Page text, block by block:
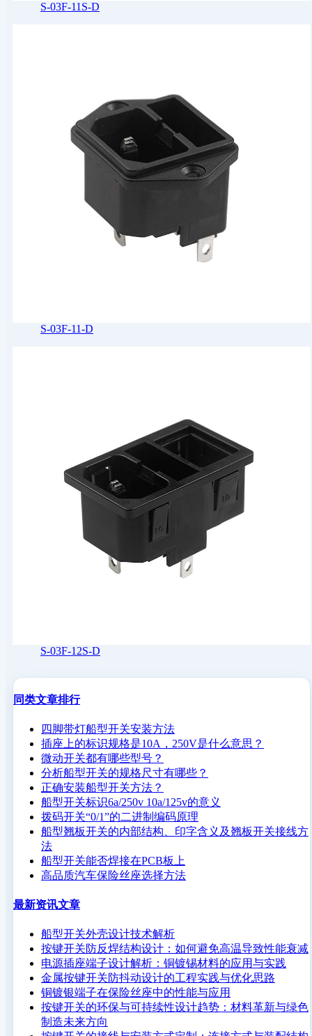
S-03F-11S-D
S-03F-11-D
S-03F-12S-D
同类文章排行
四脚带灯船型开关安装方法
插座上的标识规格是10A，250V是什么意思？
微动开关都有哪些型号？
分析船型开关的规格尺寸有哪些？
正确安装船型开关方法？
船型开关标识6a/250v 10a/125v的意义
拨码开关“0/1”的二进制编码原理
船型翘板开关的内部结构、印字含义及翘板开关接线方
法
船型开关能否焊接在PCB板上
高品质汽车保险丝座选择方法
最新资讯文章
船型开关外壳设计技术解析
按键开关防反焊结构设计：如何避免高温导致性能衰减
电源插座端子设计解析：铜镀锡材料的应用与实践
金属按键开关防抖动设计的工程实践与优化思路
铜镀银端子在保险丝座中的性能与应用
按键开关的环保与可持续性设计趋势：材料革新与绿色
制造未来方向